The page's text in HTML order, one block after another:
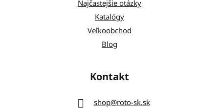
Najčastejšie otázky
Katalógy
Veľkoobchod
Blog
Kontakt
shop@roto-sk.sk